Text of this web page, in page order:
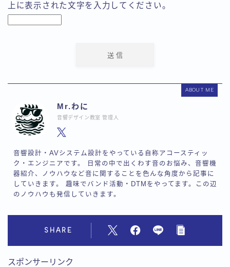
上に表示された文字を入力してください。
ABOUT ME
Mr.わに
音響デザイン教室 管理人
音響設計・AVシステム設計をやっている自称アコースティッ
ク・エンジニアです。 日常の中で出くわす音のお悩み、音響機
器紹介、ノウハウなど音に関することを色んな角度から記事に
していきます。 趣味でバンド活動・DTMをやってます。この辺
のノウハウも発信していきます。
SHARE
スポンサーリンク